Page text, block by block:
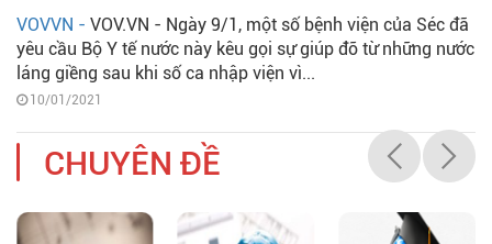
VOVVN - VOV.VN - Ngày 9/1, một số bệnh viện của Séc đã
yêu cầu Bộ Y tế nước này kêu gọi sự giúp đỡ từ những nước
láng giềng sau khi số ca nhập viện vì...
10/01/2021
CHUYÊN ĐỀ